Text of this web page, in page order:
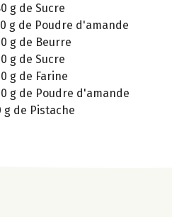
g de Sucre
g de Poudre d'amande
g de Beurre
g de Sucre
g de Farine
g de Poudre d'amande
g de Pistache